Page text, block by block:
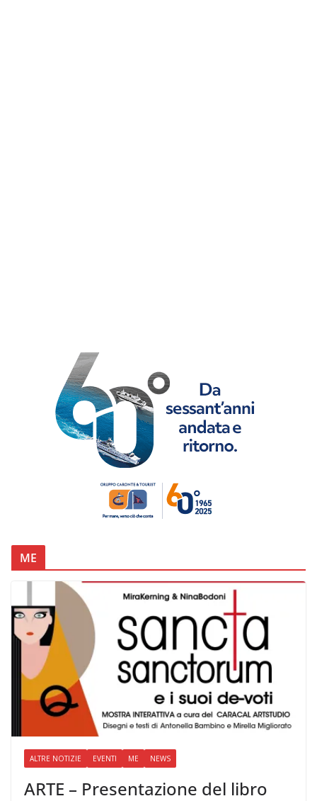
ME
ALTRE NOTIZIE EVENTI ME NEWS
ARTE – Presentazione del libro